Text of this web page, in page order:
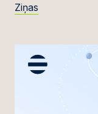
Ziņas